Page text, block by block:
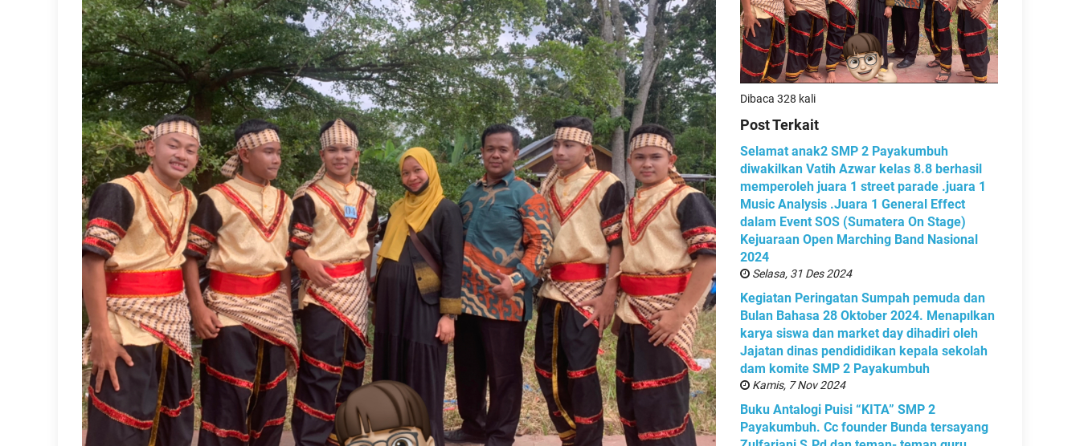
Dibaca 328 kali
Post Terkait
Selamat anak2 SMP 2 Payakumbuh
diwakilkan Vatih Azwar kelas 8.8 berhasil
memperoleh juara 1 street parade .juara 1
Music Analysis .Juara 1 General Effect
dalam Event SOS (Sumatera On Stage)
Kejuaraan Open Marching Band Nasional
2024
Selasa, 31 Des 2024
Kegiatan Peringatan Sumpah pemuda dan
Bulan Bahasa 28 Oktober 2024. Menapılkan
karya siswa dan market day dihadiri oleh
Jajatan dinas pendididikan kepala sekolah
dam komite SMP 2 Payakumbuh
Kamis, 7 Nov 2024
Buku Antalogi Puisi “KITA” SMP 2
Payakumbuh. Cc founder Bunda tersayang